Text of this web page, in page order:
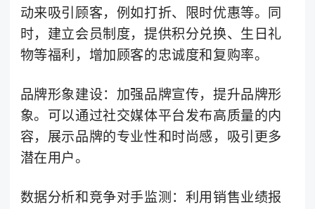
动来吸引顾客，例如打折、限时优惠等。同
时，建立会员制度，提供积分兑换、生日礼
物等福利，增加顾客的忠诚度和复购率。
品牌形象建设：加强品牌宣传，提升品牌形
象。可以通过社交媒体平台发布高质量的内
容，展示品牌的专业性和时尚感，吸引更多
潜在用户。
数据分析和竞争对手监测：利用销售业绩报